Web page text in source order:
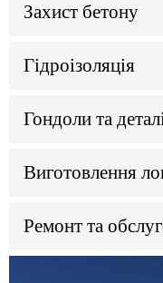
Захист бетону
Гідроізоляція
Гондоли та
Виготовлення
Ремонт та